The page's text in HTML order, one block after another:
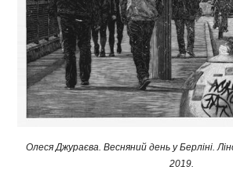
Олеся Джураєва. Весняний день у Берліні.
2019.​